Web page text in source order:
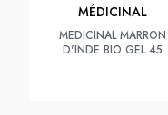
MÉDICINAL
MEDICINAL MARRON
D'INDE BIO GEL 45